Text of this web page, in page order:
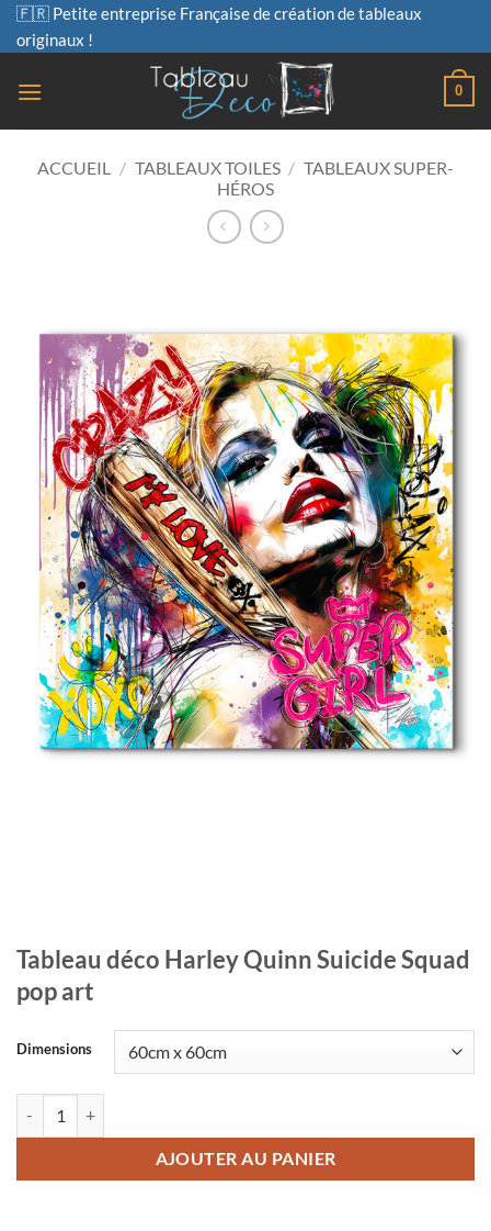
Passer
au
🇫🇷 Petite entreprise Française de création de tableaux
originaux !
0
ACCUEIL / TABLEAUX TOILES / TABLEAUX SUPER-
HÉROS
Tableau déco Harley Quinn Suicide Squad
pop art
Dimensions
AJOUTER AU PANIER